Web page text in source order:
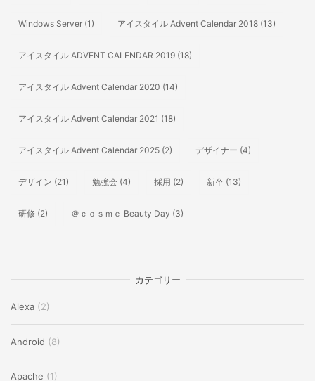
Windows Server (1) アイスタイル Advent Calendar 2018 (13)
アイスタイル ADVENT CALENDAR 2019 (18)
アイスタイル Advent Calendar 2020 (14)
アイスタイル Advent Calendar 2021 (18)
アイスタイル Advent Calendar 2025 (2) デザイナー (4)
デザイン (21) 勉強会 (4) 採用 (2) 新卒 (13)
研修 (2) ＠ｃｏｓｍｅ Beauty Day (3)
カテゴリー
Alexa (2)
Android (8)
Apache (1)